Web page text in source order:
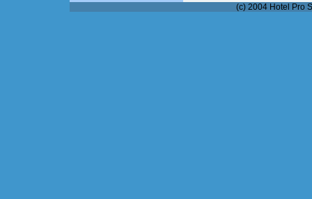
(c) 2004 Hotel Pro